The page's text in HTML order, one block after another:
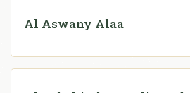
Al Aswany Alaa